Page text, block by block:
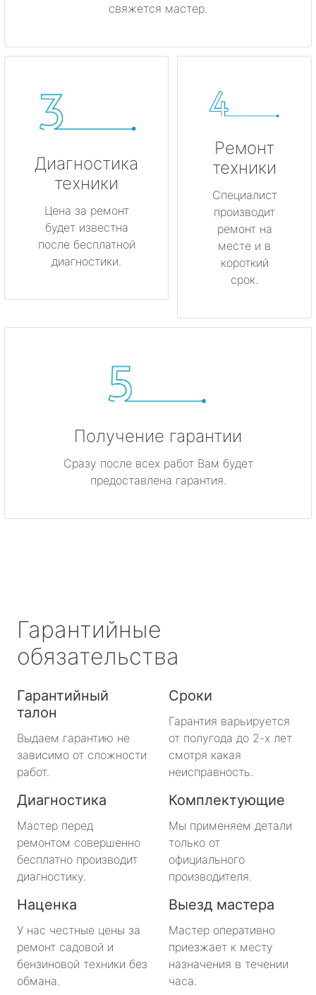
свяжется мастер.
Диагностика
техники
Цена за ремонт
будет известна
после бесплатной
диагностики.
Ремонт
техники
Специалист
производит
ремонт на
месте и в
короткий
срок.
Получение гарантии
Сразу после всех работ Вам будет
предоставлена гарантия.
Гарантийные
обязательства
Гарантийный
талон
Выдаем гарантию не
зависимо от сложности
работ.
Сроки
Гарантия варьируется
от полугода до 2-х лет
смотря какая
неисправность.
Диагностика
Мастер перед
ремонтом совершенно
бесплатно производит
диагностику.
Комплектующие
Мы применяем детали
только от
официального
производителя.
Наценка
У нас честные цены за
ремонт садовой и
бензиновой техники без
обмана.
Выезд мастера
Мастер оперативно
приезжает к месту
назначения в течении
часа.